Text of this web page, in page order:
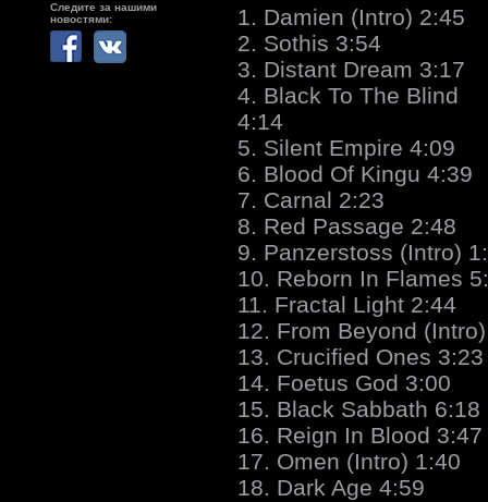
Следите за нашими
новостями:
1. Damien (Intro) 2:45
2. Sothis 3:54
3. Distant Dream 3:17
4. Black To The Blind
4:14
5. Silent Empire 4:09
6. Blood Of Kingu 4:39
7. Carnal 2:23
8. Red Passage 2:48
9. Panzerstoss (Intro)
10. Reborn In Flames
11. Fractal Light 2:44
12. From Beyond
13. Crucified Ones 3:23
14. Foetus God 3:00
15. Black Sabbath 6:18
16. Reign In Blood 3:47
17. Omen (Intro) 1:40
18. Dark Age 4:59